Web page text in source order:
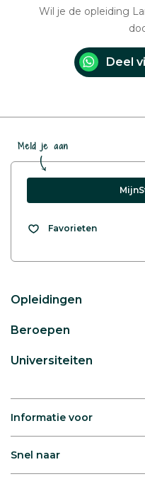
Wil je de opleiding
Deel
Meld je aan
Favorieten
Opleidingen
Beroepen
Universiteiten
Informatie voor
Snel naar